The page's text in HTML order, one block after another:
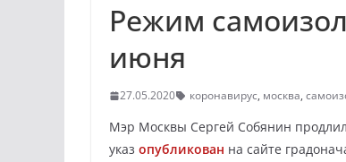
Режим
июня
27.05.2020 коронавирус, москва,
Мэр Москвы Сергей Собянин
указ опубликован на сайте